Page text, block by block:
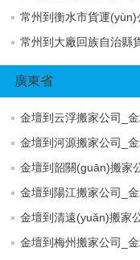
常州到衡水市貨運
常州到大廠回族自治縣
廣東省
金壇到云浮搬家公司_
金壇到河源搬家公司_
金壇到韶關(guān)搬家
金壇到陽江搬家公司_
金壇到清遠(yuǎn)搬家
金壇到梅州搬家公司_